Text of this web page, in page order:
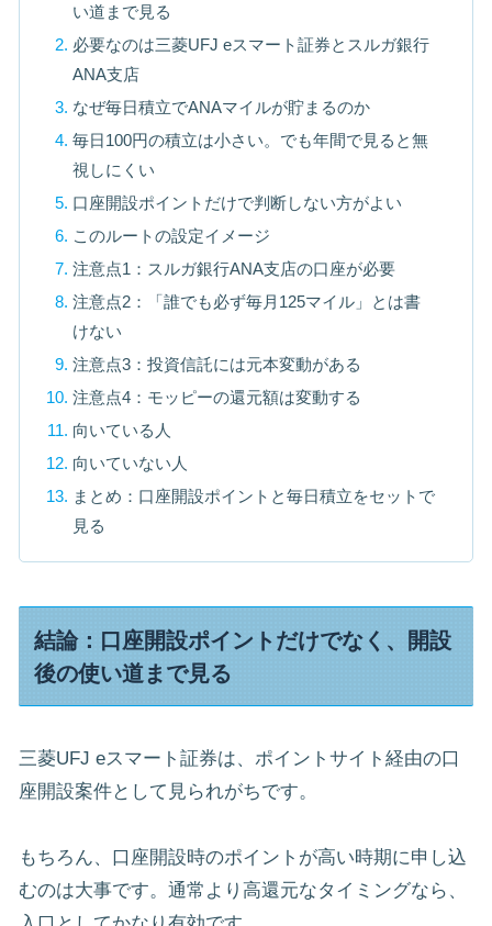
い道まで見る
必要なのは三菱UFJ eスマート証券とスルガ銀行
ANA支店
なぜ毎日積立でANAマイルが貯まるのか
毎日100円の積立は小さい。でも年間で見ると無
視しにくい
口座開設ポイントだけで判断しない方がよい
このルートの設定イメージ
注意点1：スルガ銀行ANA支店の口座が必要
注意点2：「誰でも必ず毎月125マイル」とは書
けない
注意点3：投資信託には元本変動がある
注意点4：モッピーの還元額は変動する
向いている人
向いていない人
まとめ：口座開設ポイントと毎日積立をセットで
見る
結論：口座開設ポイントだけでなく、開設
後の使い道まで見る
三菱UFJ eスマート証券は、ポイントサイト経由の口
座開設案件として見られがちです。
もちろん、口座開設時のポイントが高い時期に申し込
むのは大事です。通常より高還元なタイミングなら、